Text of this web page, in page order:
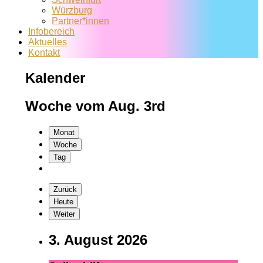
Würzburg
Partner*innen
Infobereich
Aktuelles
Kontakt
Kalender
Woche vom Aug. 3rd
Monat
Woche
Tag
Zurück
Heute
Weiter
3. August 2026